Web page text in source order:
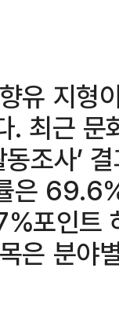
유 지형
. 최근 문
조사’
은
포인트
은 분야